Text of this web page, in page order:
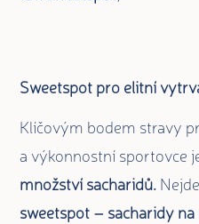
Sweetspot pro elitní
Klíčovým bodem stravy
a výkonnostní sportovce
množství sacharidů.
sweetspot – sacharidy